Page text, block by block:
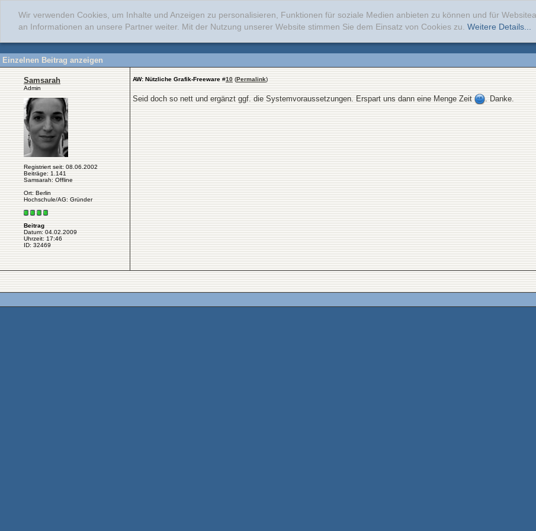
Wir verwenden Cookies, um Inhalte und Anzeigen zu personalisieren, Funktionen für soziale Medien anbieten zu können und für
an Informationen an unsere Partner weiter. Mit der Nutzung unserer Website stimmen Sie dem Einsatz von Cookies zu. Weitere Details...
Einzelnen Beitrag anzeigen
Samsarah
Admin
Registriert seit: 08.06.2002
Beiträge: 1.141
Samsarah: Offline
Ort: Berlin
Hochschule/AG: Gründer
Beitrag
Datum: 04.02.2009
Uhrzeit: 17:46
ID: 32469
AW: Nützliche Grafik-Freeware #10 (Permalink)
Seid doch so nett und ergänzt ggf. die Systemvoraussetzungen. Erspart uns dann eine Menge Zeit . Danke.